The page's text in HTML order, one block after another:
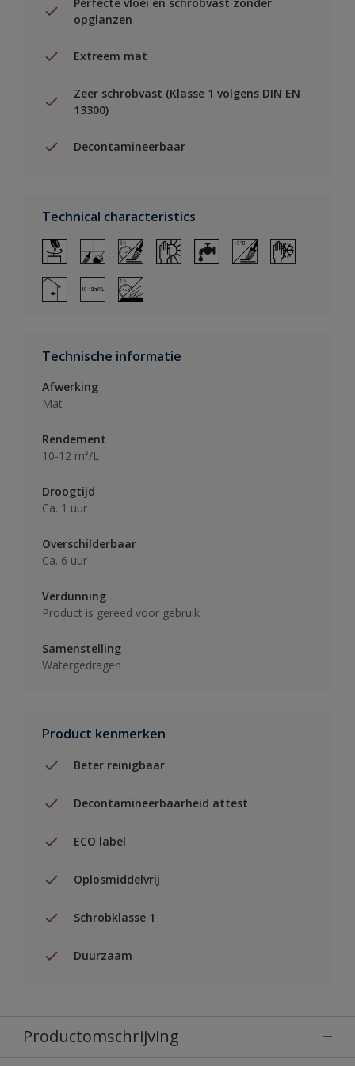
opglanzen
Extreem mat
Zeer schrobvast (Klasse 1 volgens DIN EN
13300)
Decontamineerbaar
Technical characteristics
Technische informatie
Afwerking
Mat
Rendement
10-12 m²/L
Droogtijd
Ca. 1 uur
Overschilderbaar
Ca. 6 uur
Verdunning
Product is gereed voor gebruik
Samenstelling
Watergedragen
Product kenmerken
Beter reinigbaar
Decontamineerbaarheid attest
ECO label
Oplosmiddelvrij
Schrobklasse 1
Duurzaam
Productomschrijving